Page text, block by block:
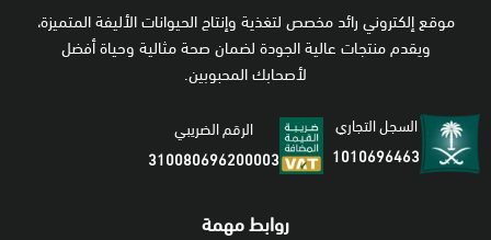
موقع إلكتروني رائد مخصص لتغذية وإنتاج الحيوانات الأليفة المتميزة،
ويقدم منتجات عالية الجودة لضمان صحة مثالية وحياة أفضل
لأصحابك المحبوبين.
السجل التجاري
1010696463
الرقم الضريبي
310080696200003
روابط مهمة